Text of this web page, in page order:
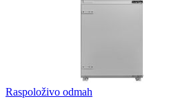
Raspoloživo odmah